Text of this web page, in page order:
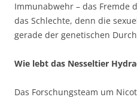
Immunabwehr – das Fremde
das Schlechte, denn die
gerade der genetischen
Wie lebt das Nesseltier
Das Forschungsteam um